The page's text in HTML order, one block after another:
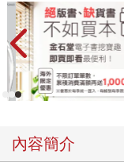
內容簡介